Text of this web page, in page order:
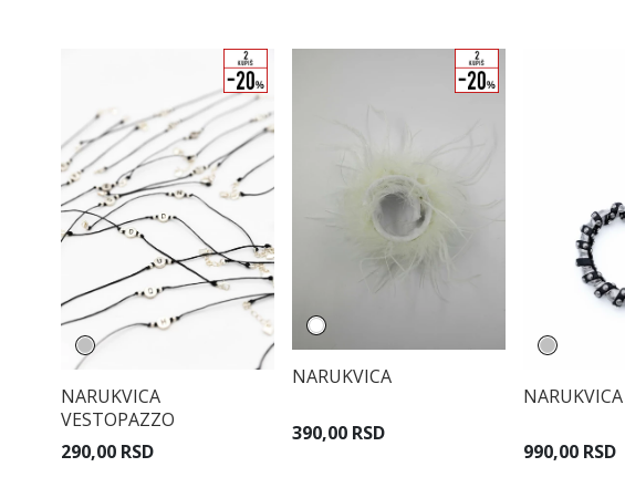
NARUKVICA
VESTOPAZZO
290,00 RSD
NARUKVICA
390,00 RSD
NARUKVICA
990,00 RSD